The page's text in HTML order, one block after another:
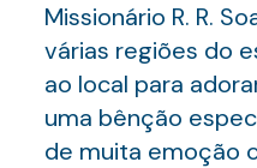
Missionário R. R.
várias regiões do
ao local para
uma bênção
de muita emoção